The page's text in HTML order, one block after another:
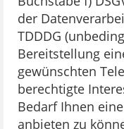
der
TDDDG
Bereitstellung
gewünschten
berechtigte
Bedarf Ihnen
anbieten zu